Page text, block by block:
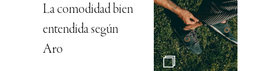
La comodidad bien
entendida según
Aro